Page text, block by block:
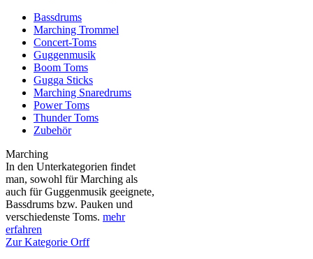
Bassdrums
Marching Trommel
Concert-Toms
Guggenmusik
Boom Toms
Gugga Sticks
Marching Snaredrums
Power Toms
Thunder Toms
Zubehör
Marching
In den Unterkategorien findet
man, sowohl für Marching als
auch für Guggenmusik geeignete,
Bassdrums bzw. Pauken und
verschiedenste Toms. mehr
erfahren
Zur Kategorie Orff